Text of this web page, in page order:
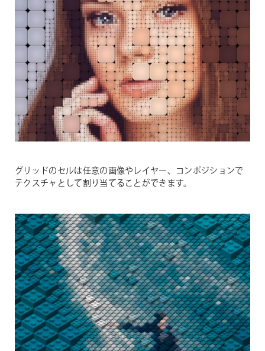
グリッドのセルは任意の画像やレイヤー、コンポジションで
テクスチャとして割り当てることができます。